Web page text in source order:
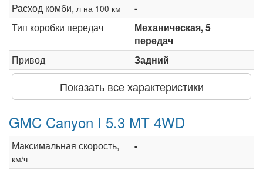
Расход комби, л на 100 км
-
Тип коробки передач
Механическая, 5
передач
Привод
Задний
Показать все характеристики
GMC Canyon I 5.3 MT 4WD
Максимальная скорость,
км/ч
-